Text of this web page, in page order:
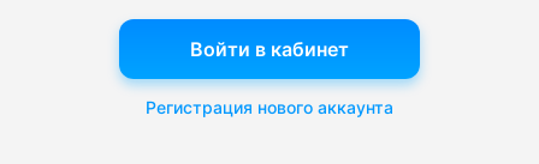
Войти в кабинет
Регистрация нового аккаунта